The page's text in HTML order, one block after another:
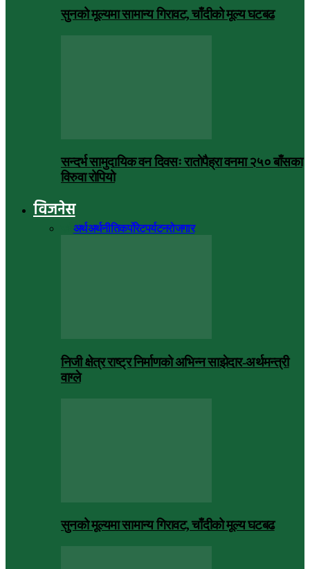
सुनको मूल्यमा सामान्य गिरावट, चाँदीको मूल्य घटबढ
सन्दर्भ सामुदायिक वन दिवसः रातोपैह्रा वनमा २५० बाँसका
विरुवा रोपियो
विजनेस
अर्थअर्थनीतिकर्पोरेटपर्यटनरोजगार
निजी क्षेत्र राष्ट्र निर्माणको अभिन्न साझेदार-अर्थमन्त्री
वाग्ले
सुनको मूल्यमा सामान्य गिरावट, चाँदीको मूल्य घटबढ